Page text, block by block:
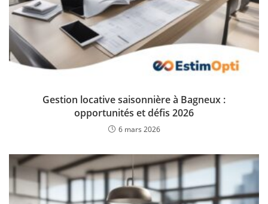
Gestion locative saisonnière à Bagneux :
opportunités et défis 2026
6 mars 2026